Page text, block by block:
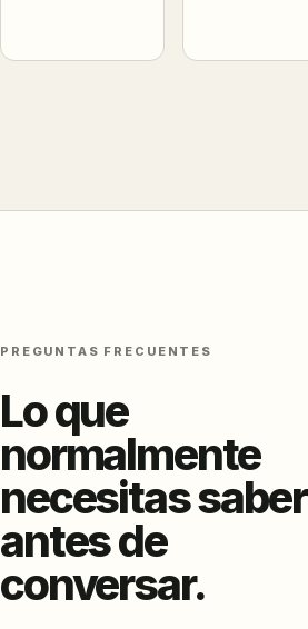
PREGUNTAS FRECUENTES
Lo que
normalmente
necesitas saber
antes de
conversar.